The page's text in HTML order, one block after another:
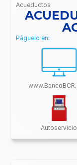
Acueductos
/
Páguelo en:
Autoservicio